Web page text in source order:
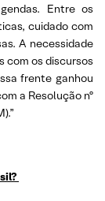
Entre os
cuidado com
A necessidade
com os discursos
frente ganhou
a Resolução nº